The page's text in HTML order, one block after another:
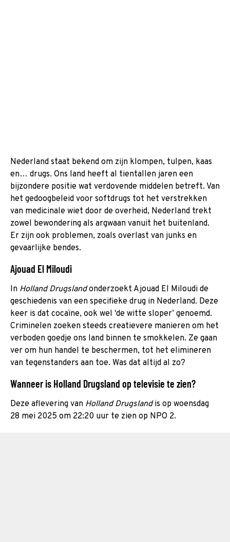
Nederland staat bekend om zijn klompen, tulpen, kaas
en… drugs. Ons land heeft al tientallen jaren een
bijzondere positie wat verdovende middelen betreft. Van
het gedoogbeleid voor softdrugs tot het verstrekken
van medicinale wiet door de overheid, Nederland trekt
zowel bewondering als argwaan vanuit het buitenland.
Er zijn ook problemen, zoals overlast van junks en
gevaarlijke bendes.
Ajouad El Miloudi
In Holland Drugslandonderzoekt Ajouad El Miloudi de
geschiedenis van een specifieke drug in Nederland. Deze
keer is dat cocaïne, ook wel ‘de witte sloper’ genoemd.
Criminelen zoeken steeds creatievere manieren om het
verboden goedje ons land binnen te smokkelen. Ze gaan
ver om hun handel te beschermen, tot het elimineren
van tegenstanders aan toe. Was dat altijd al zo?
Wanneer is Holland Drugsland op televisie te zien?
Deze aflevering van Holland Drugslandis op woensdag
28 mei 2025 om 22:20 uur te zien op NPO 2.